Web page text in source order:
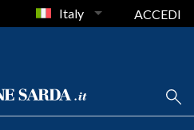
Italy ACCEDI